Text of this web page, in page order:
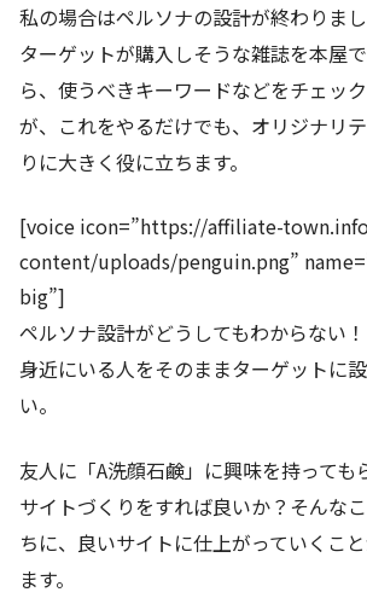
私の場合はペルソナの設計が終わりま
ターゲットが購入しそうな雑誌を本屋
ら、使うべきキーワードなどをチェッ
が、これをやるだけでも、オリジナリ
りに大きく役に立ちます。
[voice icon=”https://affiliate-
content/uploads/penguin.png”
big”]
ペルソナ設計がどうしてもわからない！
身近にいる人をそのままターゲットに
い。
友人に「A洗顔石鹸」に興味を持っても
サイトづくりをすれば良いか？そんな
ちに、良いサイトに仕上がっていくこ
ます。